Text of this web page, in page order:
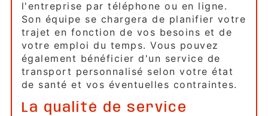
l'entreprise par téléphone ou en ligne.
Son équipe se chargera de planifier votre
trajet en fonction de vos besoins et de
votre emploi du temps. Vous pouvez
également bénéficier d'un service de
transport personnalisé selon votre état
de santé et vos éventuelles contraintes.
La qualité de service